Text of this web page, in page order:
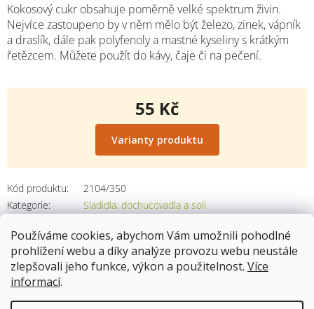
Používáme cookies, abychom Vám umožnili pohodlné
prohlížení webu a díky analýze provozu webu neustále
zlepšovali jeho funkce, výkon a použitelnost. Více
informací.
Kokosový cukr obsahuje poměrně velké spektrum živin.
Nejvíce zastoupeno by v něm mělo být železo, zinek, vápník
a draslík, dále pak polyfenoly a mastné kyseliny s krátkým
řetězcem. Můžete použít do kávy, čaje či na pečení.
Kód produktu:
2104/350
Kategorie: Sladidla, dochucovadla a soli
55 Kč
Měrná
cena:
Varianty produktu
Popis